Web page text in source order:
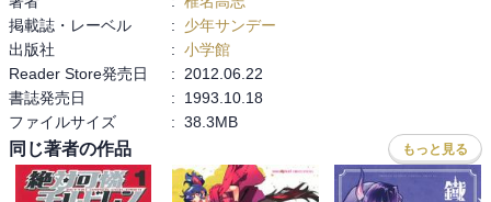
掲載誌・レーベル
:
少年サンデー
出版社
: 小学館
Reader Store発売日
:
2012.06.22
書誌発売日
:
1993.10.18
ファイルサイズ
: 38.3MB
同じ著者の作品 もっと見る